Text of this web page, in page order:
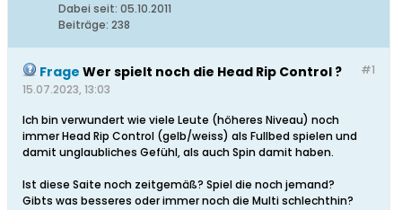
Dabei seit: 05.10.2011
Beiträge: 238
#1
Frage Wer spielt noch die Head Rip Control ?
15.07.2023, 13:03
Ich bin verwundert wie viele Leute (höheres Niveau) noch
immer Head Rip Control (gelb/weiss) als Fullbed spielen und
damit unglaubliches Gefühl, als auch Spin damit haben.
Ist diese Saite noch zeitgemäß? Spiel die noch jemand?
Gibts was besseres oder immer noch die Multi schlechthin?